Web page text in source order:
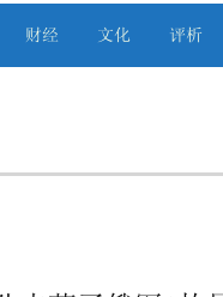
在线
财经 文化 评析